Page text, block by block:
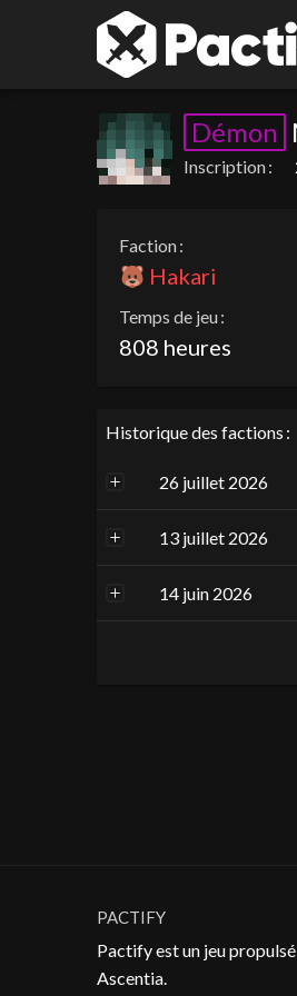
Démon
Inscription :
Faction :
Hakari
Temps de jeu :
808 heures
Historique des factions :
26 juillet 2026
13 juillet 2026
14 juin 2026
PACTIFY
Pactify est un jeu
Ascentia.